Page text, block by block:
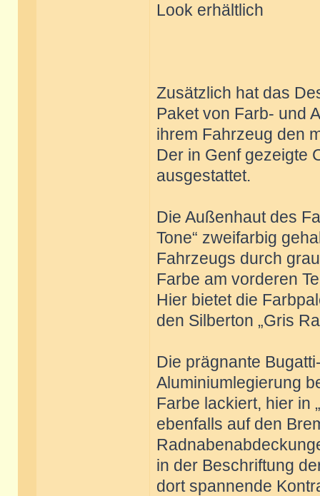
Look erhältlich
Zusätzlich hat das
Paket von Farb- und
ihrem Fahrzeug den
Der in Genf gezeigte
ausgestattet.
Die Außenhaut des
Tone“ zweifarbig
Fahrzeugs durch
Farbe am vorderen
Hier bietet die
den Silberton „Gris
Die prägnante
Aluminiumlegierung
Farbe lackiert, hier in
ebenfalls auf den
in der Beschriftung
dort spannende